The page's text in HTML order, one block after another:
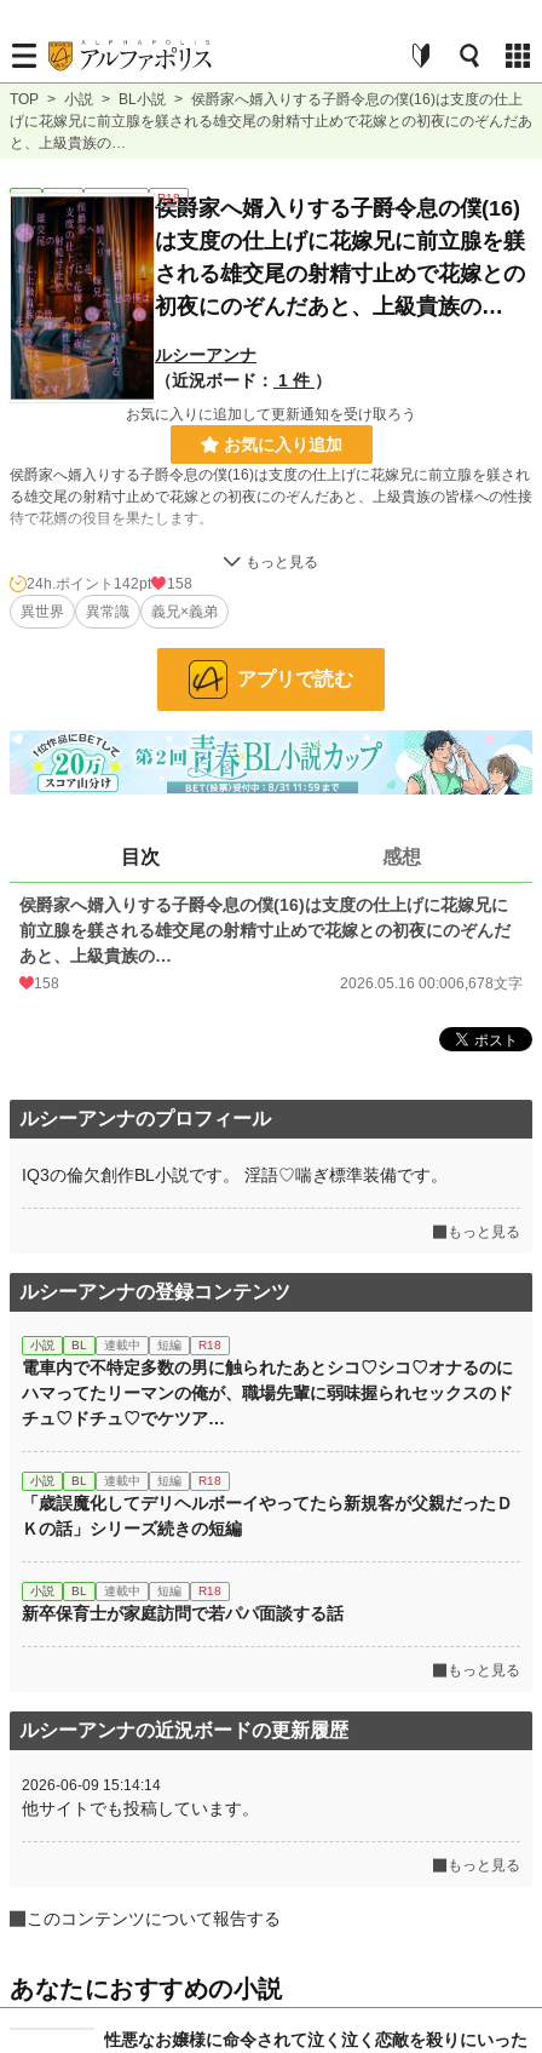
TOP > 小説 > BL小説 > 侯爵家へ婿入りする子爵令息の僕(16)は支度の仕上
げに花嫁兄に前立腺を躾される雄交尾の射精寸止めで花嫁との初夜にのぞんだあ
と、上級貴族の…
BL 完結 ｼｮｰﾄｼｮｰﾄ R18
侯爵家へ婿入りする子爵令息の僕(16)
は支度の仕上げに花嫁兄に前立腺を躾
される雄交尾の射精寸止めで花嫁との
初夜にのぞんだあと、上級貴族の…
ルシーアンナ
（近況ボード：
1 件 ）
お気に入りに追加して更新通知を受け取ろう
お気に入り追加
侯爵家へ婿入りする子爵令息の僕(16)は支度の仕上げに花嫁兄に前立腺を躾され
る雄交尾の射精寸止めで花嫁との初夜にのぞんだあと、上級貴族の皆様への性接
待で花婿の役目を果たします。
16歳になった子爵令息が婚約者の令嬢に婿入りする前に、花婿修行的にアナル
開発からの雄交尾を受ける話。
義兄×花婿（義弟）、モブ×花婿
Pixiv https://www.pixiv.net/novel/show.php?id=27984305
ムーンライトノベルズ https://novel18.syosetu.com/n5405mb/
fujossy https://fujossy.jp/books/31463
ハーメルン
2,001 位 / 31,471 件
お気に入り 39
24h.ポイント 142 pt
文字数
初回完結日時 2026.05.16 08:03
累計ポイント 34,438 pt (54,319 位)
24h.ポイント 142pt
158
異世界
異常識 義兄×義弟
アプリで読む
目次 感想
侯爵家へ婿入りする子爵令息の僕(16)は支度の仕上げに花嫁兄に
前立腺を躾される雄交尾の射精寸止めで花嫁との初夜にのぞんだ
あと、上級貴族の…
158 2026.05.16 00:006,678文字
ルシーアンナのプロフィール
IQ3の倫欠創作BL小説です。 淫語♡喘ぎ標準装備です。
もっと見る
ルシーアンナの登録コンテンツ
小説 BL 連載中 短編 R18
電車内で不特定多数の男に触られたあとシコ♡シコ♡オナるのに
ハマってたリーマンの俺が、職場先輩に弱味握られセックスのド
チュ♡ドチュ♡でケツア…
小説 BL 連載中 短編 R18
「歳誤魔化してデリヘルボーイやってたら新規客が父親だったＤ
Ｋの話」シリーズ続きの短編
小説 BL 連載中 短編 R18
新卒保育士が家庭訪問で若パパ面談する話
もっと見る
ルシーアンナの近況ボードの更新履歴
2026-06-09 15:14:14
他サイトでも投稿しています。
もっと見る
このコンテンツについて報告する
あなたにおすすめの小説
性悪なお嬢様に命令されて泣く泣く恋敵を殺りにいった